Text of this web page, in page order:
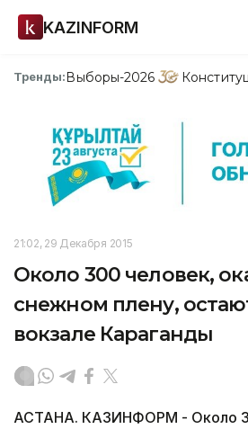
KAZINFORM
Тренды:Выборы-2026
21:02, 29 Декабря 2015
Около 300 человек,
снежном плену,
вокзале Караганды
АСТАНА. КАЗИНФОРМ - Около